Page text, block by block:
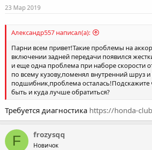
23 Мар 2019
Александр557 написал(а):
Парни всем привет!Такие проблемы на
включении задней передачи появился
и еще одна проблема при наборе скорости
по всему кузову,поменял внутренний шруз
подшибник,проблема осталась!Подскажите
быть и куда лучше обратиться?
Требуется диагностика https://honda-
F frozysqq
Новичок